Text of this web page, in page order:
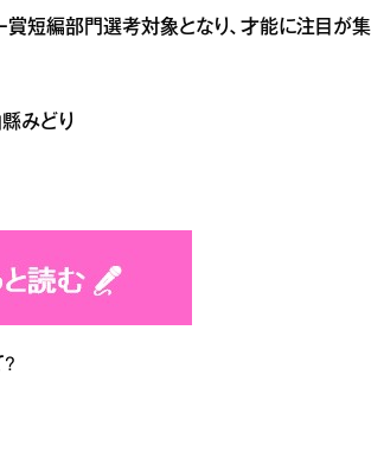
短編部門選考対象となり、才能に注目が集
みどり
?